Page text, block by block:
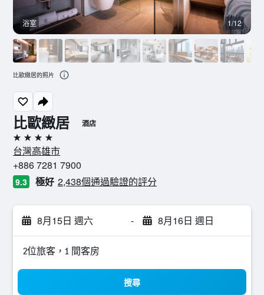
比歐緻居 酒店
4星級
台灣高雄市
+886 7281 7900
9.3 極好 2,438個通過驗證的評分
8月15日 週六 - 8月16日 週日
2位旅客，1 間客房
搜尋
浴室 1/12
比歐緻居的照片